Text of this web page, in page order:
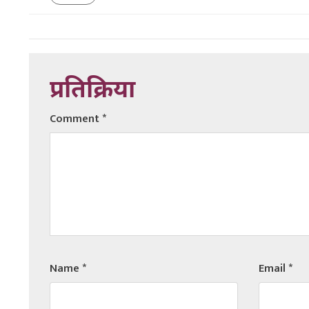
प्रतिक्रिया
Comment*
Name* Email*